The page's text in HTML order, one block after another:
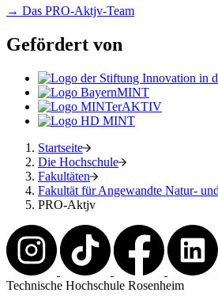
→ Das PRO-Aktjv-Team
Gefördert von
Startseite
Die Hochschule
Fakultäten
Fakultät für Angewandte Natur-
PRO-Aktjv
Technische Hochschule Rosenheim